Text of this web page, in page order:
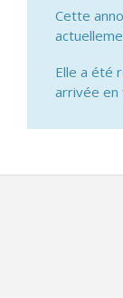
Cette
Elle a été
arrivée en